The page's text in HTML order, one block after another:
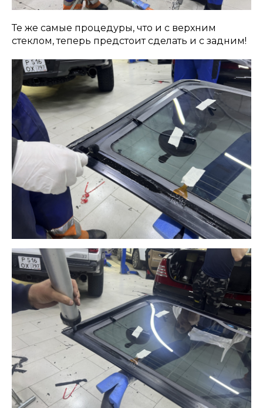
Те же самые процедуры, что и с верхним
стеклом, теперь предстоит сделать и с задним!